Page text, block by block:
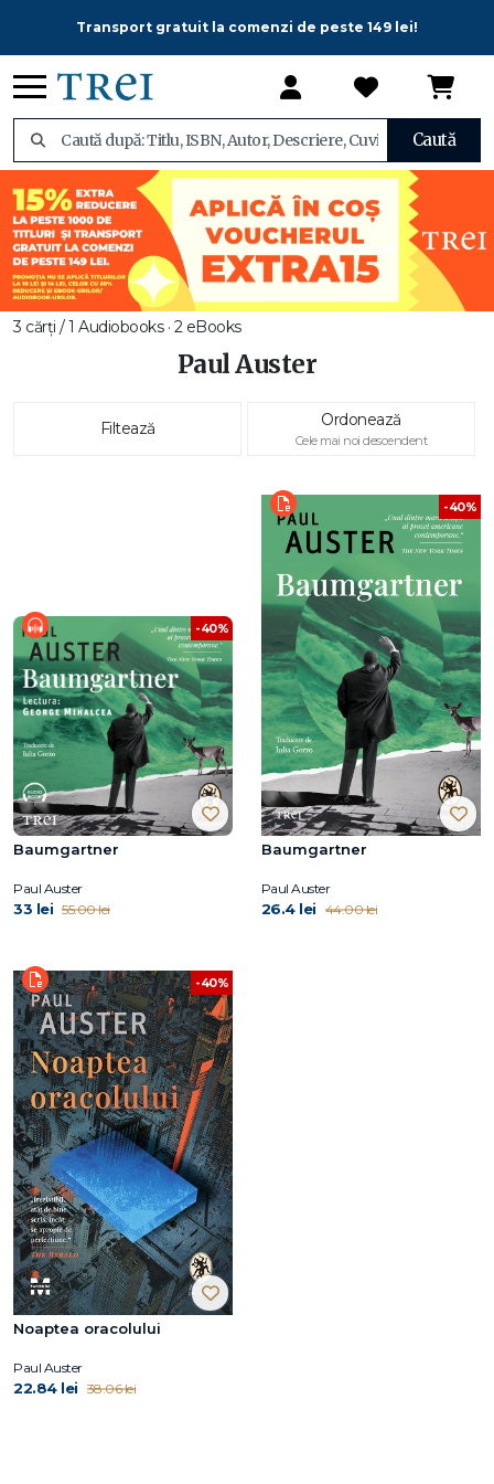
Transport gratuit la comenzi de peste 149 lei!
Caută
3 cărți / 1 Audiobooks · 2 eBooks
Paul Auster
Filtează Ordonează
Cele mai noi descendent
-40%
Baumgartner
Paul Auster
33 lei 55.00 lei
-40%
Baumgartner
Paul Auster
26.4 lei 44.00 lei
-40%
Noaptea oracolului
Paul Auster
22.84 lei 38.06 lei